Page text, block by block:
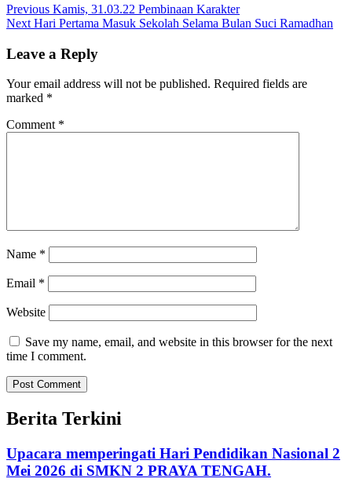
Post
navigation
Previous Previous
post:
Kamis, 31.03.22 Pembinaan Karakter
Next Next
Hari Pertama Masuk Sekolah Selama Bulan Suci Ramadhan
Leave a Reply
Your email address will not be published. Required fields are
marked *
Comment *
Name *
Email *
Website
Save my name, email, and website in this browser for the next
time I comment.
Berita Terkini
Upacara memperingati Hari Pendidikan Nasional 2
Mei 2026 di SMKN 2 PRAYA TENGAH.